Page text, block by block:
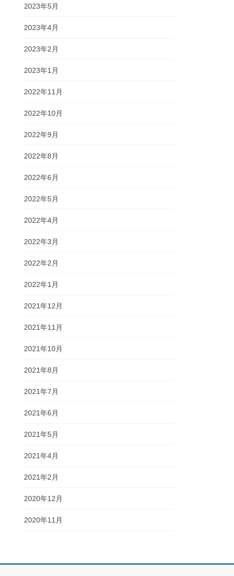
2023年5月
2023年4月
2023年2月
2023年1月
2022年11月
2022年10月
2022年9月
2022年8月
2022年6月
2022年5月
2022年4月
2022年3月
2022年2月
2022年1月
2021年12月
2021年11月
2021年10月
2021年8月
2021年7月
2021年6月
2021年5月
2021年4月
2021年2月
2020年12月
2020年11月